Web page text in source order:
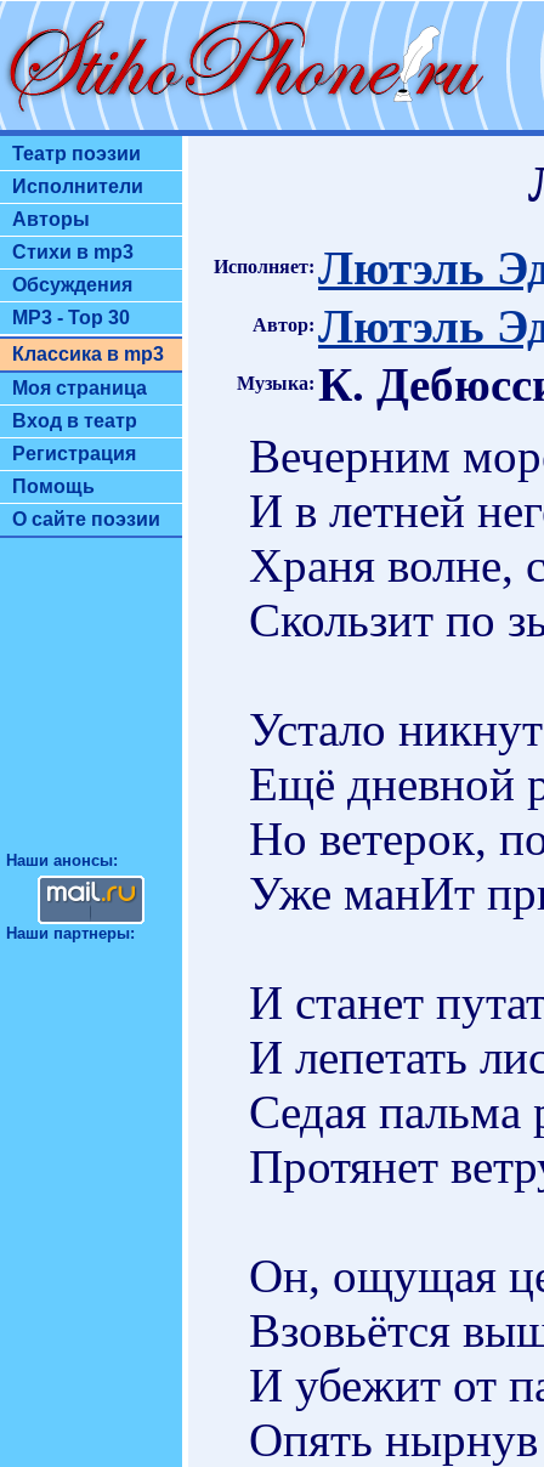
Театр поэзии
Исполнители
Авторы
Стихи в mp3
Обсуждения
MP3 - Top 30
Классика в mp3
Моя страница
Вход в театр
Регистрация
Помощь
О сайте поэзии
Наши анонсы:
Наши партнеры:
Исполняет: Лютэль
Автор: Лютэль
Музыка: К.
Вечерним
И в летней
Храня волне,
Скользит по
Устало
Ещё дневной
Но ветерок,
Уже манИт
И станет
И лепетать
Седая пальма
Протянет
Он, ощущая
Взовьётся
И убежит от
Опять нырнув